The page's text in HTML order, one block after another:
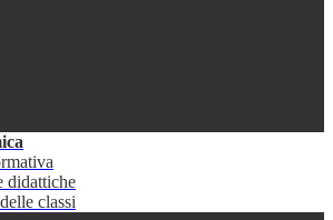
didattiche
classi